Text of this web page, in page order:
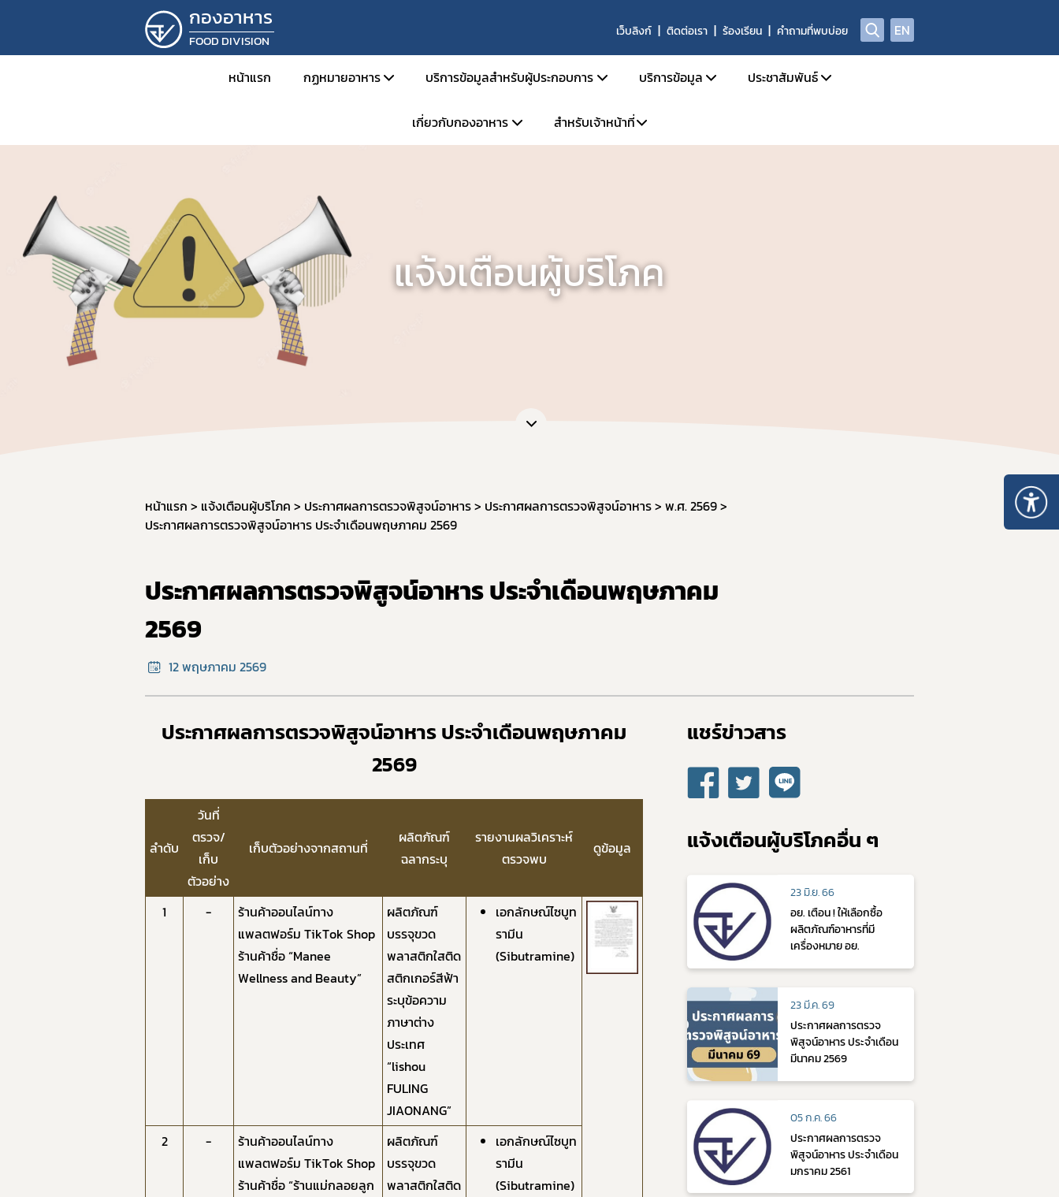
กองอาหาร
FOOD DIVISION
เว็บลิงก์ ติดต่อเรา ร้องเรียน คำถามที่พบบ่อย EN
หน้าแรก กฏหมายอาหาร
ข่าวสารด้านกฎหมายอาหาร
ประกาศกระทรวงสาธารณสุข
ประกาศสำนักงานคณะกรรมการอาหารและยา
ระเบียบสำนักงานคณะกรรมการอาหารและยา
มาตรฐานอาหารด้านจุลินทรีย์ที่ทำให้เกิดโรค
ภาชนะบรรจุ
มาตรฐานอาหารที่มีสารพิษ-ยาสัตว์ตกค้าง
อาหารจากสิ่งมีชีวิตดัดแปรพันธุกรรม
บริการข้อมูลสำหรับผู้ประกอบการ
คู่มือสำหรับประชาชน
ระบบเลขเสมือน (FM,FG)
ระบบให้คำปรึกษาออนไลน์ (e-consult)
ข้อมูลการขออนุญาตผู้ประกอบการเศรษฐกิจฐานราก ให้ได้มาตรฐาน อย. และส่งออก
บริการข้อมูล
ตรวจสอบการอนุญาตผลิตภัณฑ์อาหาร
คำถามที่พบบ่อย
ผู้เชี่ยวชาญ องค์กรผู้เชี่ยวชาญฯ ที่ขึ้นบัญชีกับ อย.
ประชาสัมพันธ์
ข่าวสารประชาสัมพันธ์
เกี่ยวกับกองอาหาร สำหรับเจ้าหน้าที่
แจ้งเตือนผู้บริโภค
หน้าแรก แจ้งเตือนผู้บริโภค ประกาศผลการตรวจพิสูจน์อาหาร ประกาศผลการตรวจพิสูจน์อาหาร
พ.ศ. 2569
ประกาศผลการตรวจพิสูจน์อาหาร ประจำเดือนพฤษภาคม 2569
ประกาศผลการตรวจพิสูจน์อาหาร ประจำเดือนพฤษภาคม
2569
12 พฤษภาคม 2569
ประกาศผลการตรวจพิสูจน์อาหาร ประจำเดือนพฤษภาคม
2569
ลำดับ
​วันที่
ตรวจ/
เก็บ
ตัวอย่าง
​เก็บตัวอย่างจากสถานที่
​ผลิตภัณฑ์
ฉลากระบุ
รายงานผลวิเคราะห์
ตรวจพบ
​ดูข้อมูล
1 -
ร้านค้าออนไลน์ทาง
แพลตฟอร์ม TikTok Shop
ร้านค้าชื่อ “Manee
Wellness and Beauty”
ผลิตภัณฑ์
บรรจุขวด
พลาสติกใสติด
สติกเกอร์สีฟ้า
ระบุข้อความ
ภาษาต่าง
ประเทศ
“lishou
FULING
JIAONANG”
เอกลักษณ์ไซบูท
รามีน
(Sibutramine)
2 -
ร้านค้าออนไลน์ทาง
แพลตฟอร์ม TikTok Shop
ร้านค้าชื่อ “ร้านแม่กลอยลูก
ผลิตภัณฑ์
บรรจุขวด
พลาสติกใสติด
เอกลักษณ์ไซบูท
รามีน
(Sibutramine)
แชร์ข่าวสาร​
แจ้งเตือนผู้บริโภคอื่น ๆ
23 มิ.ย. 66
​อย. เตือน ! ให้เลือกซื้อ
ผลิตภัณฑ์อาหารที่มี
เครื่องหมาย อย.
23 มี.ค. 69
ประกาศผลการตรวจ
พิสูจน์อาหาร ประจำเดือน
มีนาคม 2569
05 ก.ค. 66
ประกาศผลการตรวจ
พิสูจน์อาหาร ประจำเดือน
มกราคม 2561